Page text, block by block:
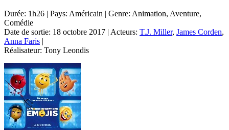
Durée: 1h26 | Pays: Américain | Genre: Animation, Aventure,
Comédie
Date de sortie: 18 octobre 2017 | Acteurs: T.J. Miller, James Corden,
Anna Faris |
Réalisateur: Tony Leondis